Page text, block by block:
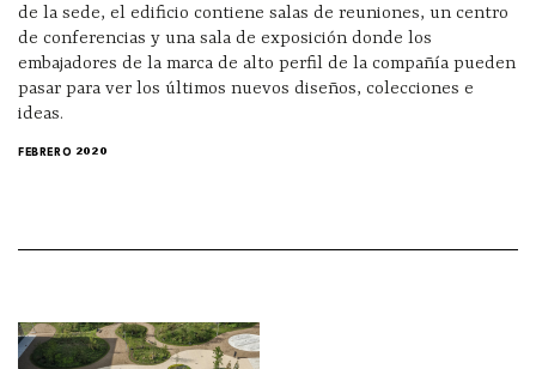
de la sede, el edificio contiene salas de reuniones, un centro
de conferencias y una sala de exposición donde los
embajadores de la marca de alto perfil de la compañía pueden
pasar para ver los últimos nuevos diseños, colecciones e
ideas.
FEBRERO 2020